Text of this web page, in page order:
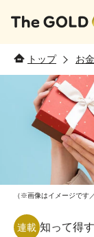
トップ お金
（※画像はイメージです
連載 知って得